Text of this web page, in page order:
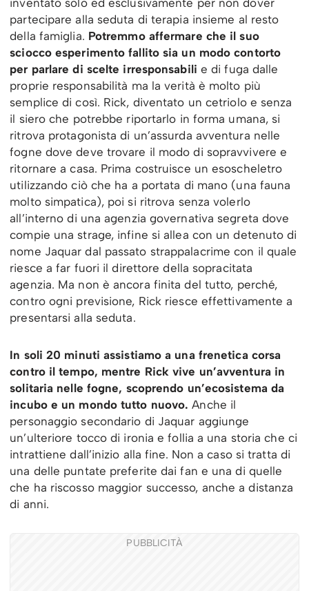
partecipare alla seduta di terapia insieme al resto
della famiglia. Potremmo affermare che il suo
sciocco esperimento fallito sia un modo contorto
per parlare di scelte irresponsabili e di fuga dalle
proprie responsabilità ma la verità è molto più
semplice di così. Rick, diventato un cetriolo e senza
il siero che potrebbe riportarlo in forma umana, si
ritrova protagonista di un’assurda avventura nelle
fogne dove deve trovare il modo di sopravvivere e
ritornare a casa. Prima costruisce un esoscheletro
utilizzando ciò che ha a portata di mano (una fauna
molto simpatica), poi si ritrova senza volerlo
all’interno di una agenzia governativa segreta dove
compie una strage, infine si allea con un detenuto di
nome Jaquar dal passato strappalacrime con il quale
riesce a far fuori il direttore della sopracitata
agenzia. Ma non è ancora finita del tutto, perché,
contro ogni previsione, Rick riesce effettivamente a
presentarsi alla seduta.
In soli 20 minuti assistiamo a una frenetica corsa
contro il tempo, mentre Rick vive un’avventura in
solitaria nelle fogne, scoprendo un’ecosistema da
incubo e un mondo tutto nuovo.Anche il
personaggio secondario di Jaquar aggiunge
un’ulteriore tocco di ironia e follia a una storia che ci
intrattiene dall’inizio alla fine. Non a caso si tratta di
una delle puntate preferite dai fan e una di quelle
che ha riscosso maggior successo, anche a distanza
di anni.
PUBBLICITÀ